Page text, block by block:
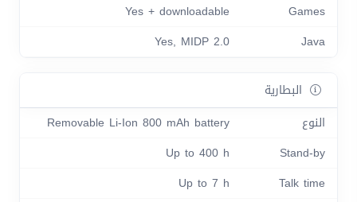
Games
Yes + downloadable
Java
Yes, MIDP 2.0
البطارية
النوع
Removable Li-Ion 800 mAh battery
Stand-by
Up to 400 h
Talk time
Up to 7 h